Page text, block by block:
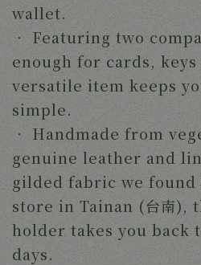
wallet.
‧ Featuring two
enough for cards,
versatile item keeps
simple.
‧ Handmade from
genuine leather and
gilded fabric we
store in Tainan (台南),
holder takes you back
days.